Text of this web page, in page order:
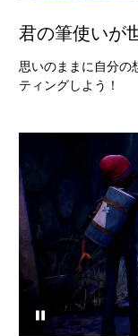
君の筆使いが
思いのままに自分の
ティングしよう！